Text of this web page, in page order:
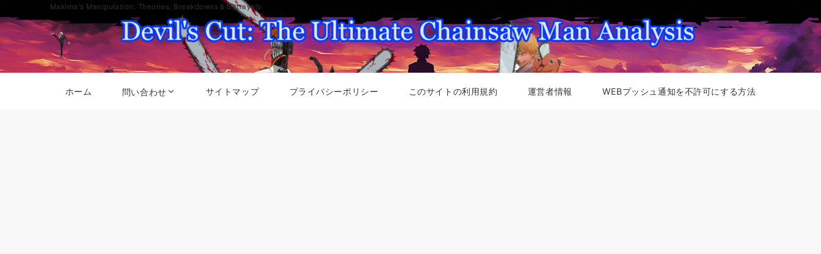
Makima's Manipulation: Theories, Breakdowns & Betrayals
ホーム 問い合わせ サイトマップ プライバシーポリシー このサイトの利用規約 運営者情報 WEBプッシュ通知を不許可にする方法